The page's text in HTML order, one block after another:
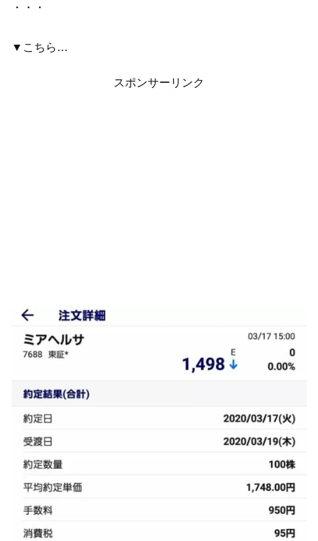
・・・
▼こちら…
スポンサーリンク